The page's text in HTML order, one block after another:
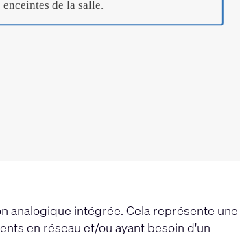
analogique intégrée. Cela représente une
en réseau et/ou ayant besoin d'un